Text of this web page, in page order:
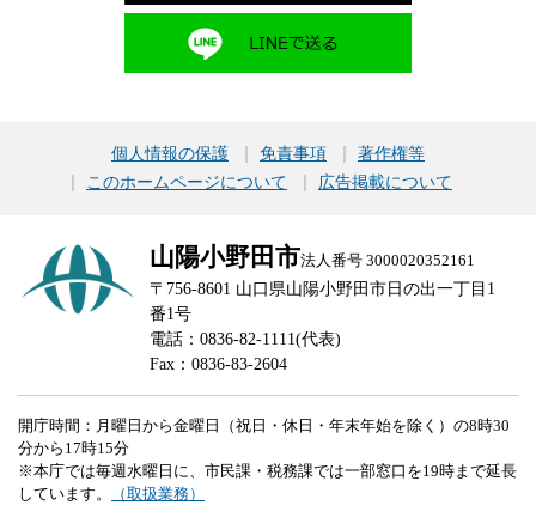
個人情報の保護 免責事項
著作権等
このホームページについて
広告掲載について
山陽小野田市法人番号 3000020352161
〒756-8601 山口県山陽小野田市日の出一丁目1
番1号
電話：0836-82-1111(代表)
Fax：0836-83-2604
開庁時間：月曜日から金曜日（祝日・休日・年末年始を除く）の8時30
分から17時15分
※本庁では毎週水曜日に、市民課・税務課では一部窓口を19時まで延長
しています。
（取扱業務）